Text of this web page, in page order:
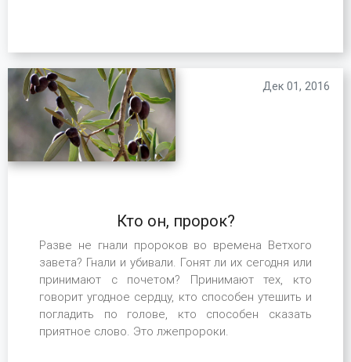
Кто он, пророк?
Разве не гнали пророков во времена Ветхого
завета? Гнали и убивали. Гонят ли их сегодня или
принимают с почетом? Принимают тех, кто
говорит угодное сердцу, кто способен утешить и
погладить по голове, кто способен сказать
приятное слово. Это лжепророки.
Дек 01, 2016